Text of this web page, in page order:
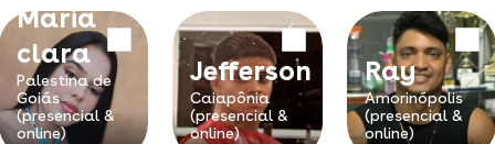
Maria
clara
Palestina de
Goiás
(presencial &
online)
Jefferson
Caiapônia
(presencial &
online)
Ray
Amorinópolis
(presencial &
online)